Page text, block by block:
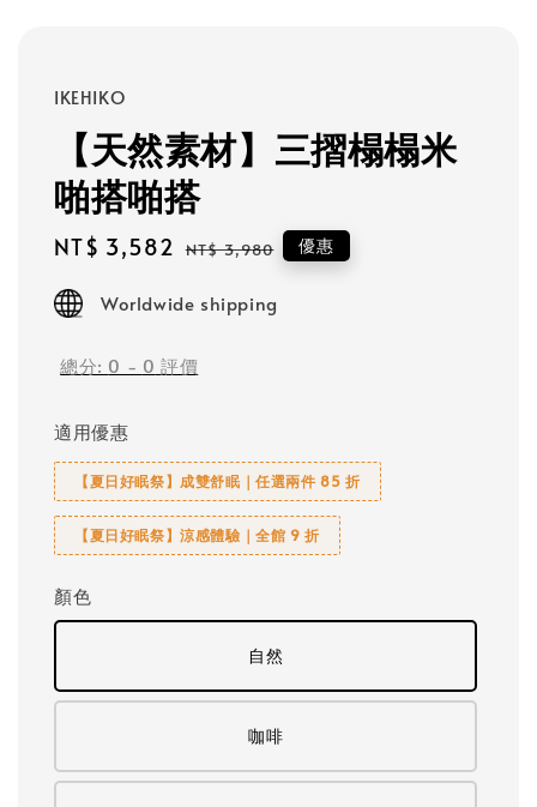
IKEHIKO
【天然素材】三摺榻榻米
啪搭啪搭
Sale
NT$ 3,582 Regular
NT$ 3,980 優惠
Worldwide shipping
總分: 0 - 0 評價
適用優惠
【夏日好眠祭】成雙舒眠｜任選兩件 85 折
【夏日好眠祭】涼感體驗｜全館 9 折
顏色
自然
咖啡